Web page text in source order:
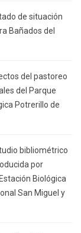
de situación
Bañados del
del pastoreo
del Parque
Potrerillo de
bibliométrico
por
Biológica
San Miguel y